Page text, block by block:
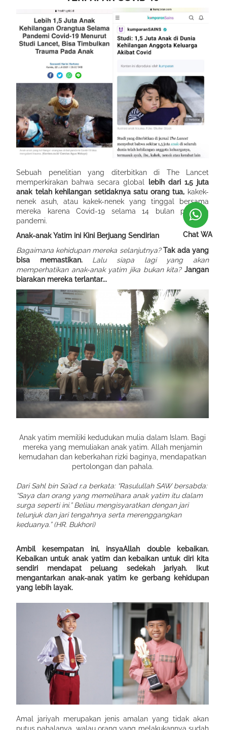
Sebuah penelitian yang diterbitkan di The Lancet
memperkirakan bahwa secara global
lebih dari 1,5 juta
anak telah kehilangan setidaknya satu orang tua, kakek-
nenek asuh, atau kakek-nenek yang tinggal bersama
mereka karena Covid-19 selama 14 bulan pertama
pandemi.
Anak-anak Yatim ini Kini Berjuang Sendirian
Bagaimana kehidupan mereka selanjutnya? Tak ada yang
bisa memastikan.
Lalu siapa lagi yang akan
memperhatikan anak-anak yatim jika bukan kita? Jangan
biarakan mereka terlantar...
Anak yatim memiliki kedudukan mulia dalam Islam. Bagi
mereka yang memuliakan anak yatim. Allah menjamin
kemudahan dan keberkahan rizki baginya, mendapatkan
pertolongan dan pahala.
Dari Sahl bin Sa’ad r.a berkata: “Rasulullah SAW bersabda:
“Saya dan orang yang memelihara anak yatim itu dalam
surga seperti ini.” Beliau mengisyaratkan dengan jari
telunjuk dan jari tengahnya serta merenggangkan
keduanya.” (HR. Bukhori)
Ambil kesempatan ini, insyaAllah double kebaikan.
Kebaikan untuk anak yatim dan kebaikan untuk diri kita
sendiri mendapat peluang sedekah jariyah. Ikut
mengantarkan anak-anak yatim ke gerbang kehidupan
yang lebih layak.
Amal jariyah merupakan jenis amalan yang tidak akan
Chat WA